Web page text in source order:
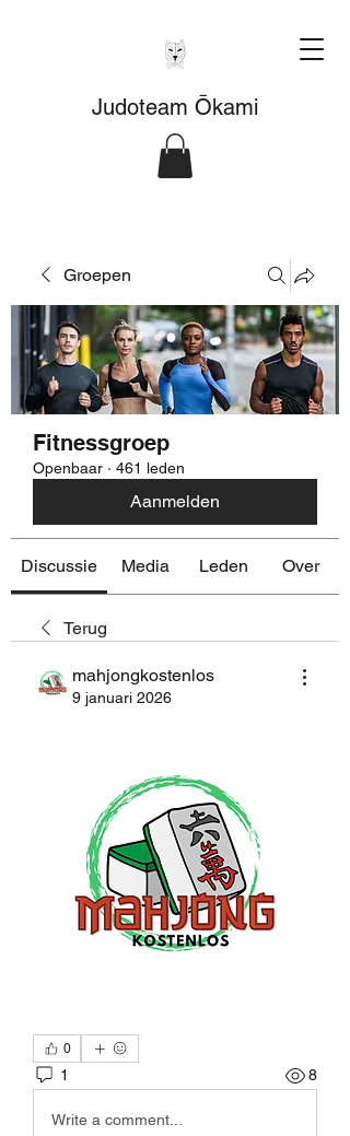
Judoteam Ōkami
Groepen
Fitnessgroep
Openbaar · 461 leden
Aanmelden
Discussie Media Leden Over
Terug
mahjongkostenlos
9 januari 2026
0
1 8
Write a comment...